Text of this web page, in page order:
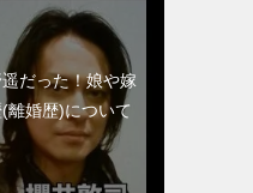
だった！娘や嫁
離婚歴)について